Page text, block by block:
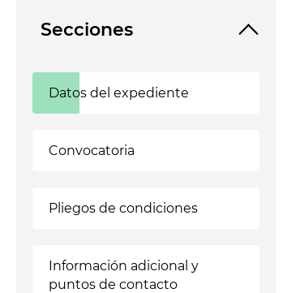
Secciones
Datos del expediente
Convocatoria
Pliegos de condiciones
Información adicional y
puntos de contacto